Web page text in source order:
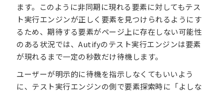
ます。このように非同期に現れる要素に対してもテス
ト実行エンジンが正しく要素を見つけられるようにす
るため、期待する要素がページ上に存在しない可能性
のある状況では、Autifyのテスト実行エンジンは要素
が現れるまで一定の秒数だけ待機します。
ユーザーが明示的に待機を指示しなくてもいいよう
に、テスト実行エンジンの側で要素探索時に「よしな